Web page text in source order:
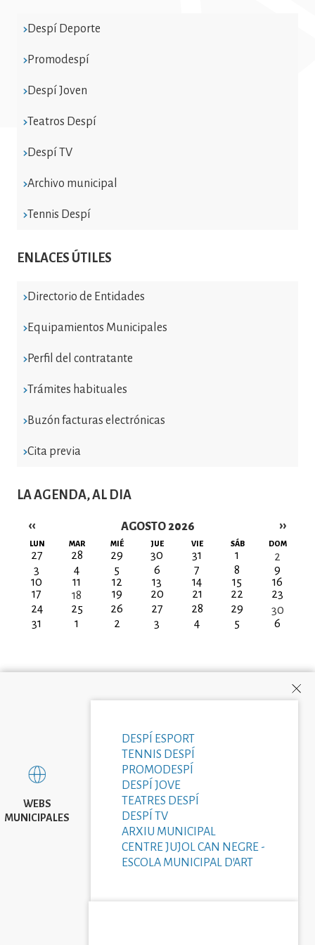
Despí Deporte
Promodespí
Despí Joven
Teatros Despí
Despí TV
Archivo municipal
Tennis Despí
ENLACES ÚTILES
Directorio de Entidades
Equipamientos Municipales
Perfil del contratante
Trámites habituales
Buzón facturas electrónicas
Cita previa
LA AGENDA, AL DIA
AGOSTO 2026
Paginación
‹‹ ››
LUN MAR MIÉ JUE VIE SÁB DOM
27 28 29 30 31 1
2
3
4 5 6 7 8
9
10
11 12 13 14 15
16
17
18 19 20 21 22
23
24
25 26 27 28 29
30
31
1 2 3 4 5 6
WEBS
MUNICIPALES
DESPÍ ESPORT
TENNIS DESPÍ
PROMODESPÍ
DESPÍ JOVE
TEATRES DESPÍ
DESPÍ TV
ARXIU MUNICIPAL
CENTRE JUJOL CAN NEGRE -
ESCOLA MUNICIPAL D'ART